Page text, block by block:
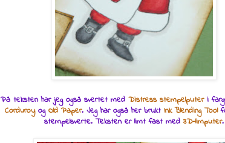
På teksten har jeg også svertet med Distress stempelputeri
Corduroyog Old Paper. Jeg har også her brukt Ink Blending Tool
stempelsverte. Teksten er limt fast med 3D-limputer.